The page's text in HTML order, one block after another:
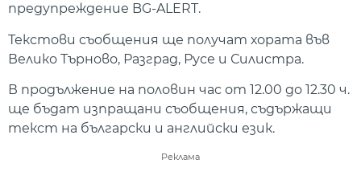
предупреждение BG-ALERT.
Текстови съобщения ще получат хората във
Велико Търново, Разград, Русе и Силистра.
В продължение на половин час от 12.00 до 12.30 ч.
ще бъдат изпращани съобщения, съдържащи
текст на български и английски език.
Реклама